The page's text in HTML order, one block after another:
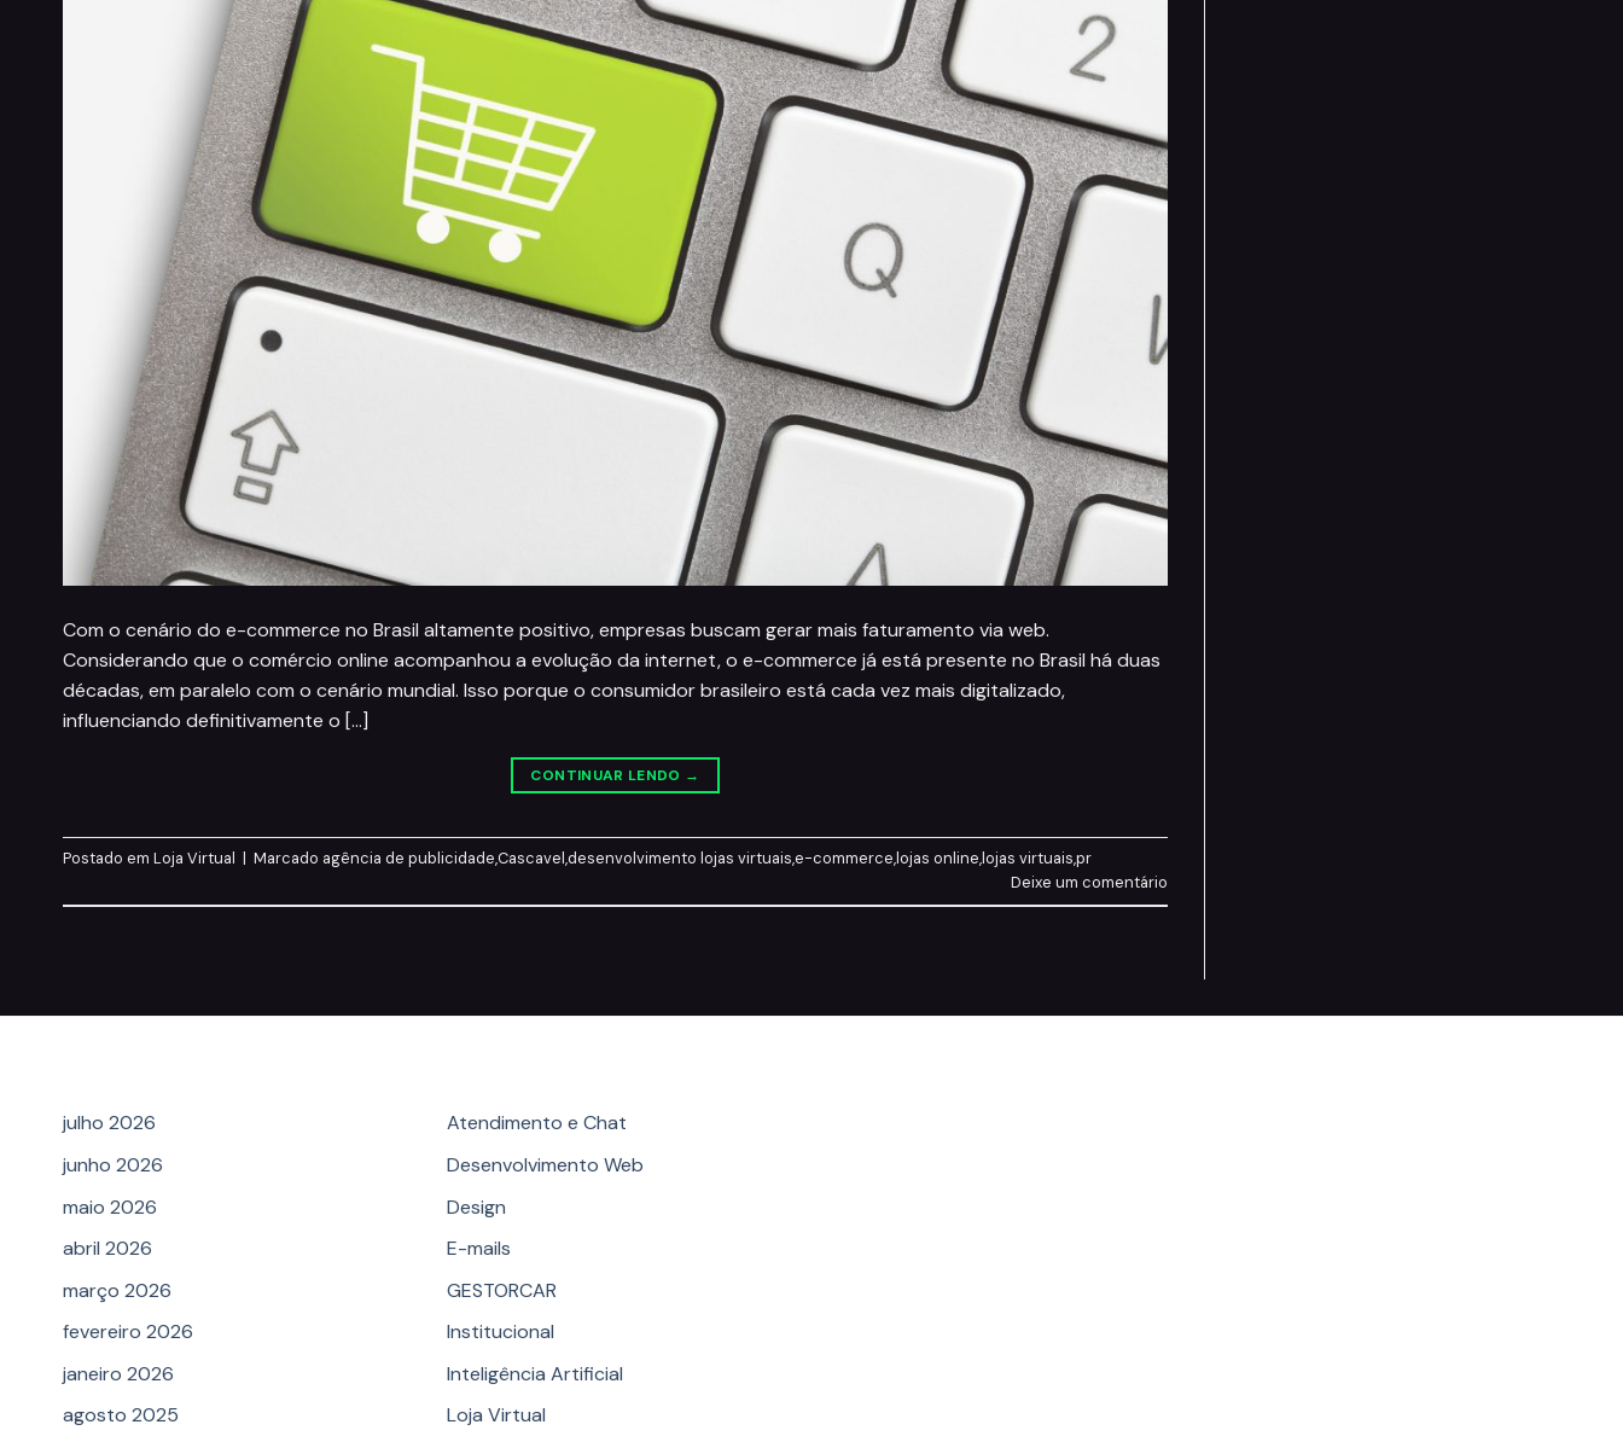
Com o cenário do e-commerce no Brasil ​altamente ​positivo, empresas buscam gerar mais faturamento via web.
Considerando que o comércio online acompanhou a evolução da internet, o e-commerce já está presente no Brasil há duas
décadas, em paralelo com o cenário mundial. Isso porque o consumidor brasileiro está cada vez mais digitalizado,
influenciando definitivamente o […]
CONTINUAR LENDO →
Postado em Loja Virtual | Marcado agência de publicidade,Cascavel,desenvolvimento lojas virtuais,e-commerce,lojas online,lojas virtuais,pr
Deixe um comentário
julho 2026
junho 2026
maio 2026
abril 2026
março 2026
fevereiro 2026
janeiro 2026
agosto 2025
Atendimento e Chat
Desenvolvimento Web
Design
E-mails
GESTORCAR
Institucional
Inteligência Artificial
Loja Virtual